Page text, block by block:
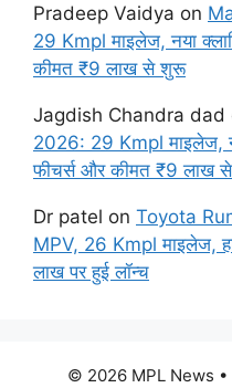
Pradeep Vaidya on
29 Kmpl माइलेज, नया
कीमत ₹9 लाख से शुरू
Jagdish Chandra dad
2026: 29 Kmpl माइलेज,
फीचर्स और कीमत ₹9 लाख
Dr patel on Toyota
MPV, 26 Kmpl माइलेज,
लाख पर हुई लॉन्च
© 2026 MPL News